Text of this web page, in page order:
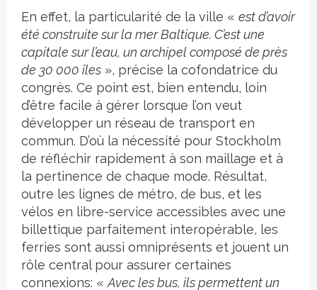
En effet, la particularité de la ville « est d’avoir
été construite sur la mer Baltique. C’est une
capitale sur l’eau, un archipel composé de près
de 30 000 îles », précise la cofondatrice du
congrès. Ce point est, bien entendu, loin
d’être facile à gérer lorsque l’on veut
développer un réseau de transport en
commun. D’où la nécessité pour Stockholm
de réfléchir rapidement à son maillage et à
la pertinence de chaque mode. Résultat,
outre les lignes de métro, de bus, et les
vélos en libre-service accessibles avec une
billettique parfaitement interopérable, les
ferries sont aussi omniprésents et jouent un
rôle central pour assurer certaines
connexions: « Avec les bus, ils permettent un